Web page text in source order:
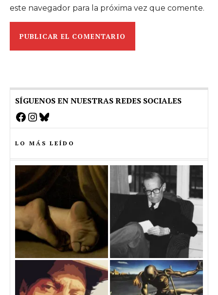
este navegador para la próxima vez que comente.
SÍGUENOS EN NUESTRAS REDES SOCIALES
Facebook
Instagram
Bluesky
LO MÁS LEÍDO